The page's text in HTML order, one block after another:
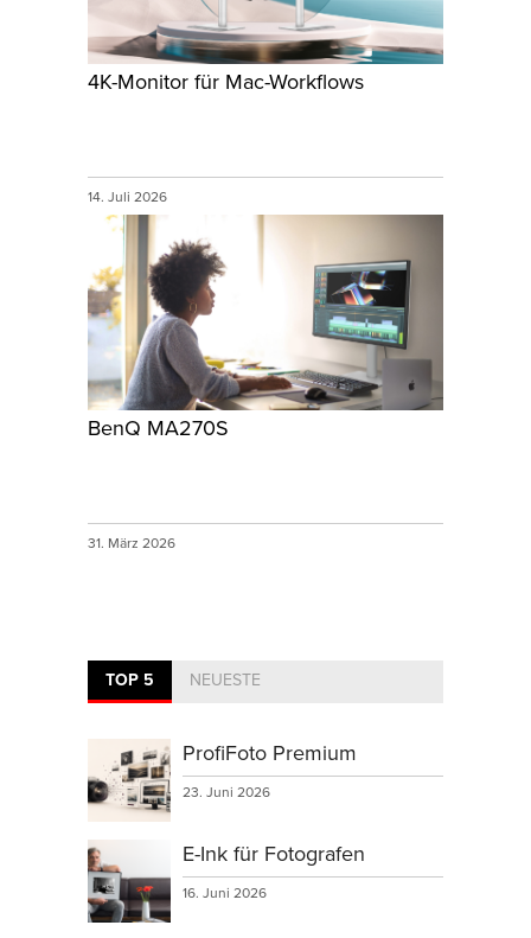
4K-Monitor für Mac-Workflows
14. Juli 2026
BenQ MA270S
31. März 2026
TOP 5 NEUESTE
ProfiFoto Premium
23. Juni 2026
E-Ink für Fotografen
16. Juni 2026